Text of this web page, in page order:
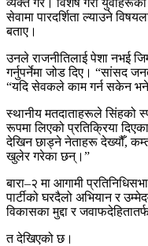
सेवामा पारदर्शिता ल्याउने
बताए।
उनले राजनीतिलाई पेशा नभई
गर्नुपर्नेमा जोड दिए। “सांसद
“यदि सेवकले काम गर्न सकेन
स्थानीय मतदाताहरूले सिंहको
रूपमा लिएको प्रतिक्रिया
देखिन छाड्ने नेताहरू देख्यौँ,
खुलेर गरेका छन्।”
बारा–२ मा आगामी
पार्टीको घरदैलो अभियान र
विकासका मुद्दा र
त देखिएको छ।